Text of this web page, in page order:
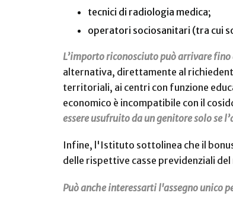
tecnici di radiologia medica;
operatori sociosanitari (tra cui
L’importo riconosciuto può arrivare
alternativa, direttamente al
territoriali, ai centri con funzione
economico è incompatibile con il
essere usufruito da un genitore solo se
Infine, l'Istituto sottolinea che il
delle rispettive casse previdenziali
Può anche interessarti l'assegno unico